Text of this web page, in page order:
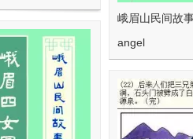
峨眉山民间故
angel